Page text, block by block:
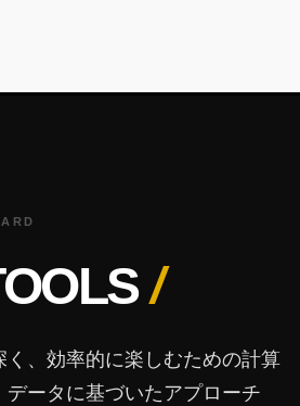
/
、効率的に楽しむための計算
データに基づいたアプローチ